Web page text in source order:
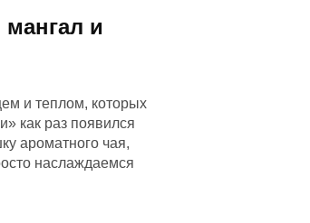
и
и теплом, которых
как раз появился
ароматного чая,
наслаждаемся